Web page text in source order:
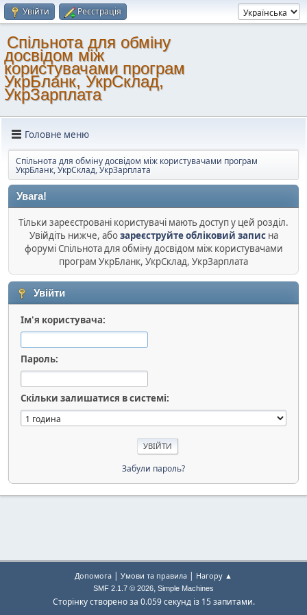
Увійти Реєстрація
Спільнота для обміну
досвідом між
користувачами програм
УкрБланк, УкрСклад,
УкрЗарплата
Головне меню
Спільнота для обміну досвідом між користувачами програм
УкрБланк, УкрСклад, УкрЗарплата
Увага!
Тільки зареєстровані користувачі мають доступ у цей розділ.
Увійдіть нижче, абозареєструйте обліковий записна
форумі Спільнота для обміну досвідом між користувачами
програм УкрБланк, УкрСклад, УкрЗарплата
Увійти
Ім'я користувача:
Пароль:
Скільки залишатися в системі:
Забули пароль?
Допомога | Умови та правила | Нагору ▲
SMF 2.1.7 © 2026, Simple Machines
Сторінку створено за 0.059 секунд із 15 запитами.